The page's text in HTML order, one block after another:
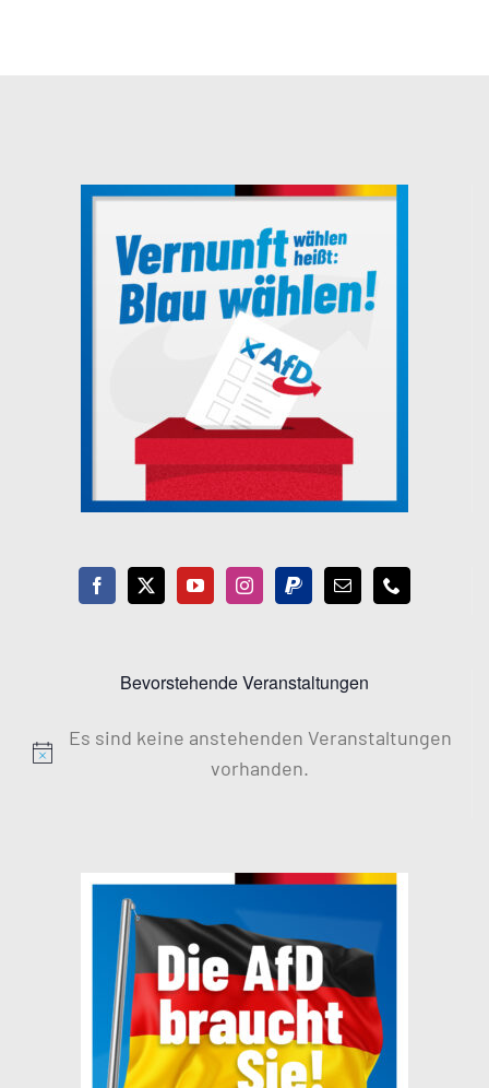
Bevorstehende Veranstaltungen
Hinweis
Es sind keine anstehenden Veranstaltungen
vorhanden.